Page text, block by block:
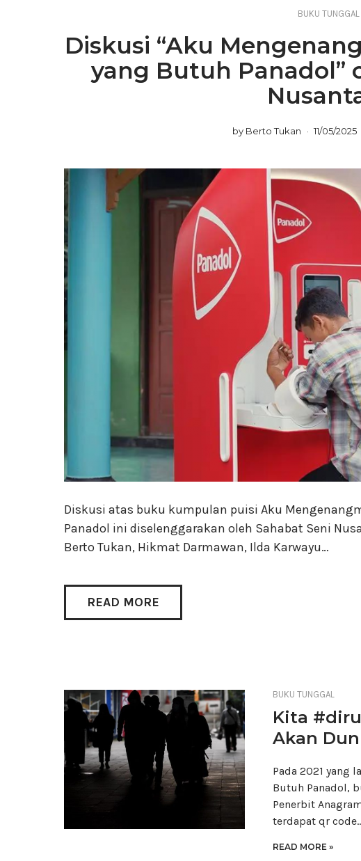
BUKU TUNGGAL
Diskusi “Aku
yang Butuh Panadol”
by Berto Tukan 11/05/2025
Diskusi atas buku kumpulan puisi Aku
Panadol ini diselenggarakan oleh Sahabat Seni
Berto Tukan, Hikmat Darmawan, Ilda Karwayu…
READ MORE
BUKU TUNGGAL
Kita
Akan
Pada 2021 yang
Butuh Panadol,
Penerbit
terdapat qr
READ MORE »